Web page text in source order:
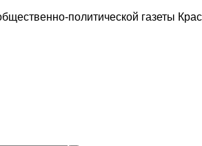
политической газеты